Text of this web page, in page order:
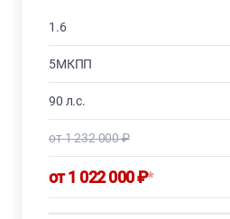
1.6
5МКПП
90 л.с.
от 1 232 000 ₽
от 1 022 000 ₽*